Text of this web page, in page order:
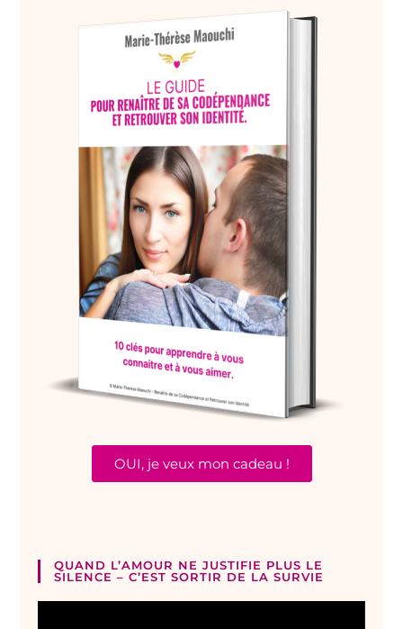
OUI, je veux mon cadeau !
QUAND L’AMOUR NE JUSTIFIE PLUS LE
SILENCE – C’EST SORTIR DE LA SURVIE